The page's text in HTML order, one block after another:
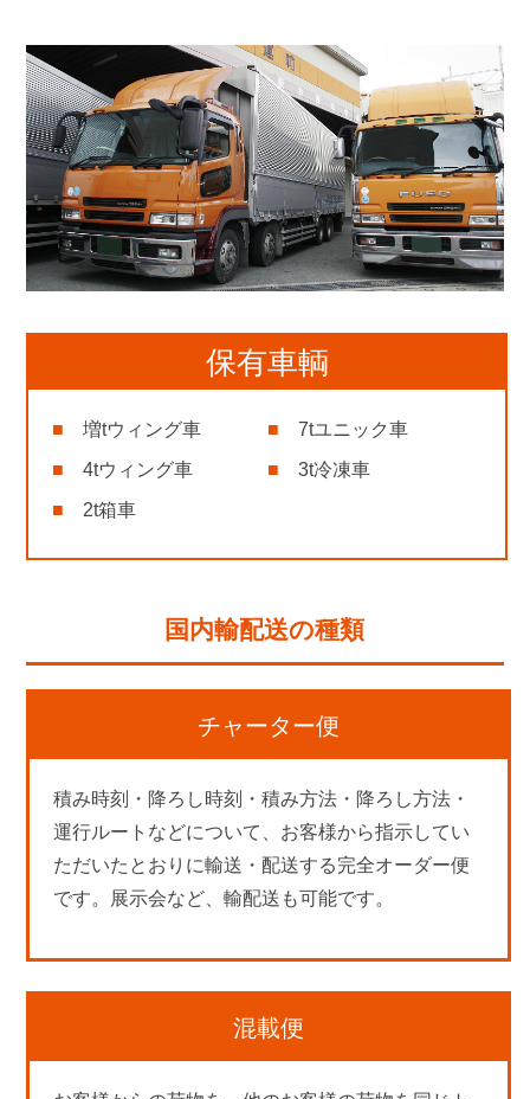
保有車輌
増tウィング車
7tユニック車
4tウィング車
3t冷凍車
2t箱車
国内輸配送の種類
チャーター便
積み時刻・降ろし時刻・積み方法・降ろし方法・
運行ルートなどについて、お客様から指示してい
ただいたとおりに輸送・配送する完全オーダー便
です。展示会など、輸配送も可能です。
混載便